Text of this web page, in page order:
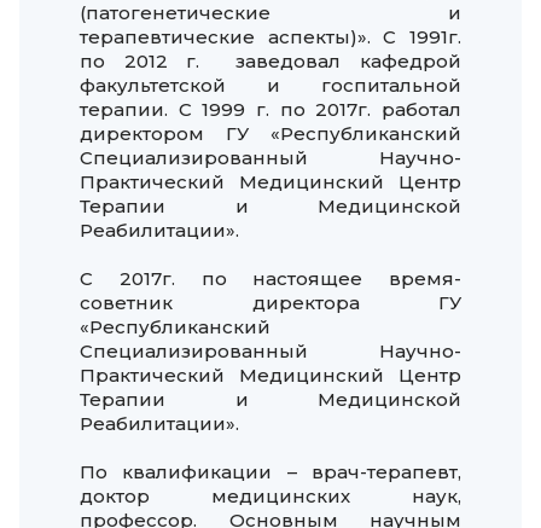
(патогенетические и
терапевтические аспекты)». С 1991г.
по 2012 г. заведовал кафедрой
факультетской и госпитальной
терапии. С 1999 г. по 2017г. работал
директором ГУ «Республиканский
Специализированный Научно-
Практический Медицинский Центр
Терапии и Медицинской
Реабилитации».
С 2017г. по настоящее время-
советник директора ГУ
«Республиканский
Специализированный Научно-
Практический Медицинский Центр
Терапии и Медицинской
Реабилитации».
По квалификации – врач-терапевт,
доктор медицинских наук,
профессор. Основным научным